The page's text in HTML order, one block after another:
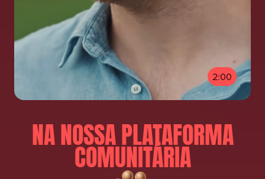
2:00
NA NOSSA PLATAFORMA
COMUNITÁRIA